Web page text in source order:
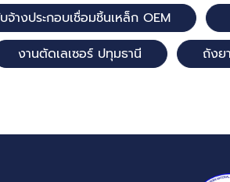
จ้างประกอบเชื่อมชิ้นเหล็ก OEM
งานตัดเลเซอร์ ปทุมธานี ถังย